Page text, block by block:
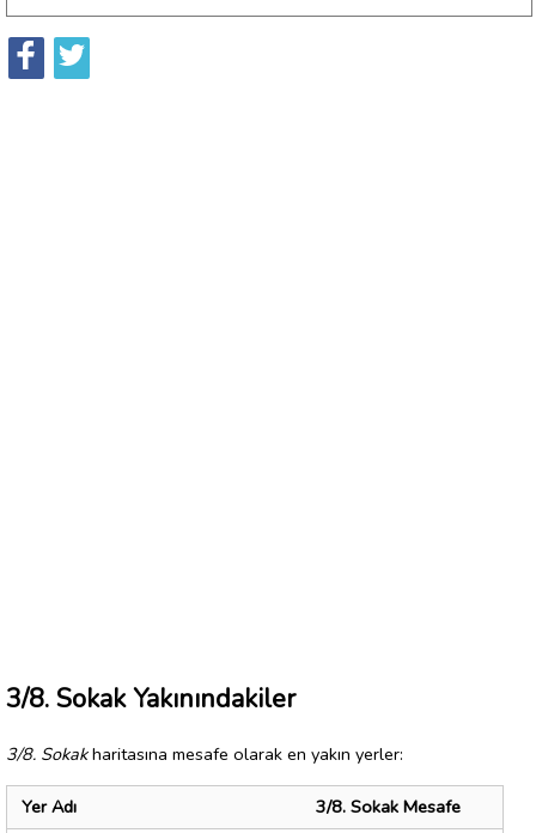
3/8. Sokak Yakınındakiler
3/8. Sokakharitasına mesafe olarak en yakın yerler:
Yer Adı
3/8. Sokak Mesafe